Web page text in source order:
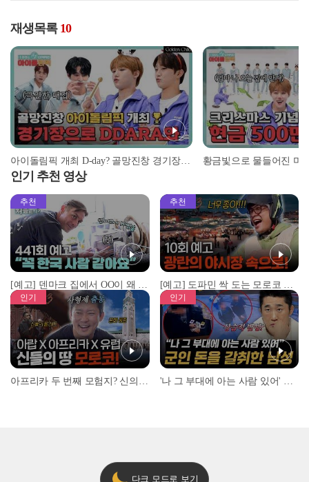
재생목록 10
아이돌림픽 개최 D-day? 골망진창 경기장으로 DDA RA와♥ I #아이돌림픽 I EP.01
인기 추천 영상
추천
[예고] 덴마크 집에서 OO이 왜 나와...? 이상할 정도로 한국을 사랑하는 우리 형을 제보합니다!
추천
[예고] 도파민 싹 도는 모로코 야시장 투어!
인기 인기
다크 모드로 보기